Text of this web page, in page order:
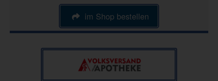
im Shop bestellen